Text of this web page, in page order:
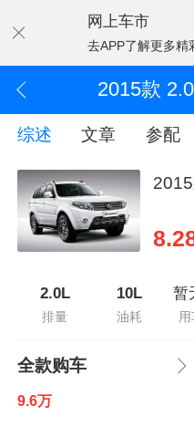
网上车市
去APP了解更多精
2015款
综述 文章 参配
2.0L
排量
10L
油耗
暂
全款购车
9.6万